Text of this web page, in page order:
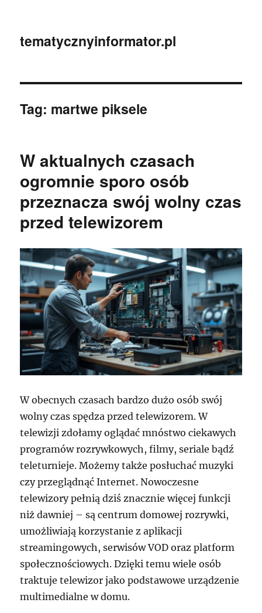
tematycznyinformator.pl
Tag: martwe piksele
W aktualnych czasach
ogromnie sporo osób
przeznacza swój wolny czas
przed telewizorem
W obecnych czasach bardzo dużo osób swój
wolny czas spędza przed telewizorem. W
telewizji zdołamy oglądać mnóstwo ciekawych
programów rozrywkowych, filmy, seriale bądź
teleturnieje. Możemy także posłuchać muzyki
czy przeglądnąć Internet. Nowoczesne
telewizory pełnią dziś znacznie więcej funkcji
niż dawniej – są centrum domowej rozrywki,
umożliwiają korzystanie z aplikacji
streamingowych, serwisów VOD oraz platform
społecznościowych. Dzięki temu wiele osób
traktuje telewizor jako podstawowe urządzenie
multimedialne w domu.